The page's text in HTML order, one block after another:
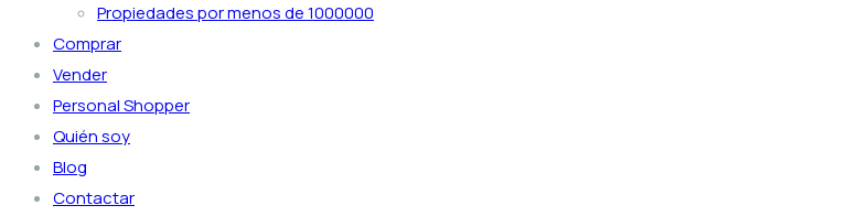
Propiedades por menos de 1000000
Comprar
Vender
Personal Shopper
Quién soy
Blog
Contactar